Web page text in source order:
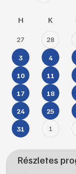
H K
27 28
3 4
10 11
17 18
24 25
31 1
Részletes